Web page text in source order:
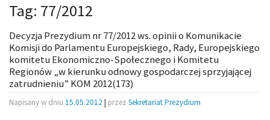
Tag: 77/2012
Decyzja Prezydium nr 77/2012 ws. opinii o Komunikacie
Komisji do Parlamentu Europejskiego, Rady, Europejskiego
komitetu Ekonomiczno-Społecznego i Komitetu
Regionów „w kierunku odnowy gospodarczej sprzyjającej
zatrudnieniu” KOM 2012(173)
Napisany w dniu 15.05.2012 | przez Sekretariat Prezydium